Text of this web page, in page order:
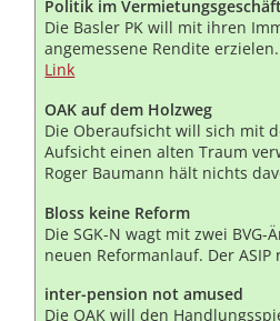
Politik im Vermietungsgeschäft
Die Basler PK will mit ihren
angemessene Rendite
Link
OAK auf dem Holzweg
Die Oberaufsicht will sich mit
Aufsicht einen alten Traum
Roger Baumann hält nichts
Bloss keine Reform
Die SGK-N wagt mit zwei BVG-
neuen Reformanlauf. Der
inter-pension not amused
Die OAK will den